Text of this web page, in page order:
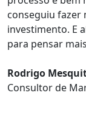
conseguiu fazer
investimento. E
para pensar
Rodrigo
Consultor de